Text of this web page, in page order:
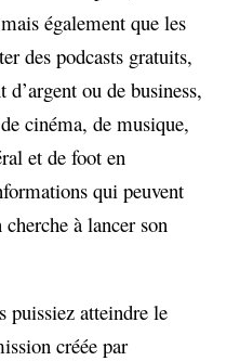
également que les
des podcasts gratuits,
ou de business,
cinéma, de musique,
et de foot en
qui peuvent
à lancer son
puissiez atteindre le
créée par